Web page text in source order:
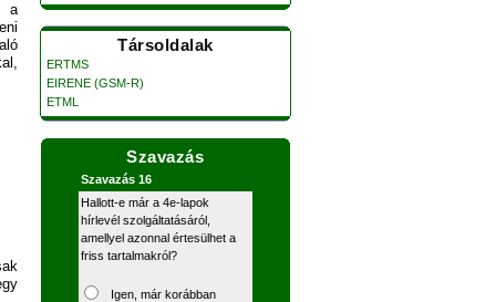
a
Társoldalak
ERTMS
EIRENE (GSM-R)
ETML
Szavazás
Szavazás 16
Hallott-e már a 4e-lapok
hírlevél szolgáltatásáról,
amellyel azonnal értesülhet a
friss tartalmakról?
Igen, már korábban